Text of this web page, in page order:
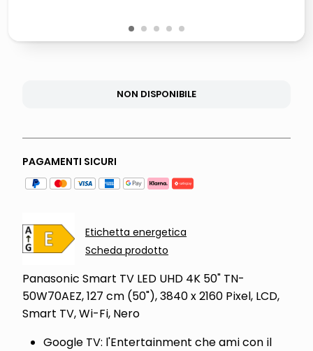
1 2 3 4 5
NON DISPONIBILE
PAGAMENTI SICURI
Etichetta energetica
Scheda prodotto
Panasonic Smart TV LED UHD 4K 50" TN-
50W70AEZ, 127 cm (50"), 3840 x 2160 Pixel, LCD,
Smart TV, Wi-Fi, Nero
Google TV: l'Entertainment che ami con il